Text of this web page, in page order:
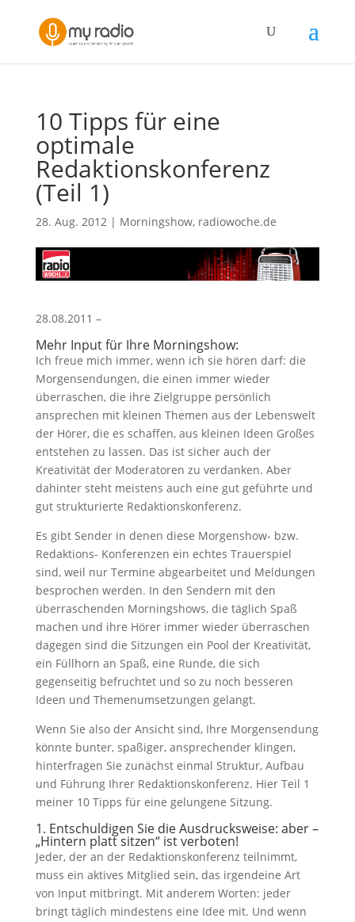
10 Tipps für eine
optimale
Redaktionskonferenz
(Teil 1)
28. Aug. 2012| Morningshow, radiowoche.de
28.08.2011 –
Mehr Input für Ihre Morningshow:
Ich freue mich immer, wenn ich sie hören darf: die
Morgensendungen, die einen immer wieder
überraschen, die ihre Zielgruppe persönlich
ansprechen mit kleinen Themen aus der Lebenswelt
der Hörer, die es schaffen, aus kleinen Ideen Großes
entstehen zu lassen. Das ist sicher auch der
Kreativität der Moderatoren zu verdanken. Aber
dahinter steht meistens auch eine gut geführte und
gut strukturierte Redaktionskonferenz.
Es gibt Sender in denen diese Morgenshow- bzw.
Redaktions- Konferenzen ein echtes Trauerspiel
sind, weil nur Termine abgearbeitet und Meldungen
besprochen werden. In den Sendern mit den
überraschenden Morningshows, die täglich Spaß
machen und ihre Hörer immer wieder überraschen
dagegen sind die Sitzungen ein Pool der Kreativität,
ein Füllhorn an Spaß, eine Runde, die sich
gegenseitig befruchtet und so zu noch besseren
Ideen und Themenumsetzungen gelangt.
Wenn Sie also der Ansicht sind, Ihre Morgensendung
könnte bunter, spaßiger, ansprechender klingen,
hinterfragen Sie zunächst einmal Struktur, Aufbau
und Führung Ihrer Redaktionskonferenz. Hier Teil 1
meiner 10 Tipps für eine gelungene Sitzung.
1. Entschuldigen Sie die Ausdrucksweise: aber –
„Hintern platt sitzen“ ist verboten!
Jeder, der an der Redaktionskonferenz teilnimmt,
muss ein aktives Mitglied sein, das irgendeine Art
von Input mitbringt. Mit anderem Worten: jeder
bringt täglich mindestens eine Idee mit. Und wenn